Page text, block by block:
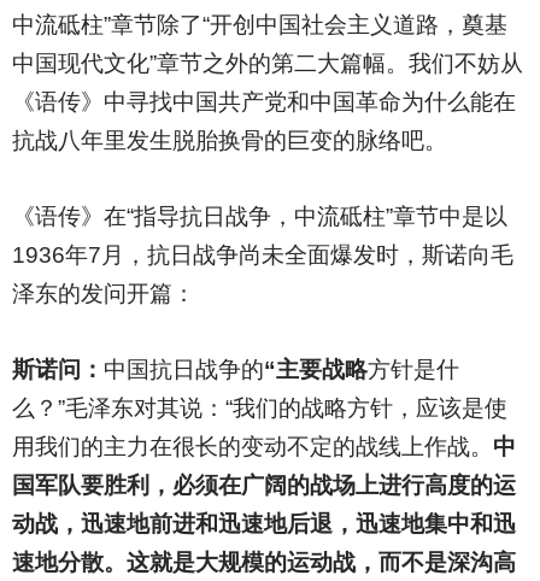
中流砥柱”章节除了“开创中国社会主义道路，奠基
中国现代文化”章节之外的第二大篇幅。我们不妨从
《语传》中寻找中国共产党和中国革命为什么能在
抗战八年里发生脱胎换骨的巨变的脉络吧。
《语传》在“指导抗日战争，中流砥柱”章节中是以
1936年7月，抗日战争尚未全面爆发时，斯诺向毛
泽东的发问开篇：
斯诺问： 中国抗日战争的“主要战略方针是什
么？”毛泽东对其说：“我们的战略方针，应该是使
用我们的主力在很长的变动不定的战线上作战。 中
国军队要胜利，必须在广阔的战场上进行高度的运
动战，迅速地前进和迅速地后退，迅速地集中和迅
速地分散。这就是大规模的运动战，而不是深沟高